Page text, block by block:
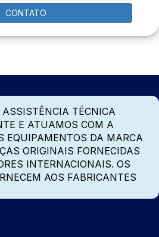
CONTATO
TÉCNICA
E ATUAMOS COM A
EQUIPAMENTOS DA MARCA
ORIGINAIS FORNECIDAS
INTERNACIONAIS. OS
AOS FABRICANTES